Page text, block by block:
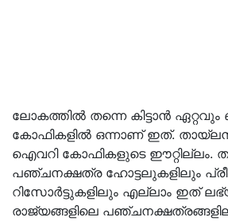
ലോകത്തിൽ തന്നെ കിട്ടാൻ ഏറ്റവും
കോഫികളിൽ ഒന്നാണ് ഇത്.
ഐവറി കോഫികളുടെ ഈറ്റില്ലം.
പഞ്ചനക്ഷത്ര ഹോട്ടലുകളിലും
റിസോര്‍ട്ടുകളിലും എല്ലാം ഇത്
രാജ്യങ്ങളിലെ